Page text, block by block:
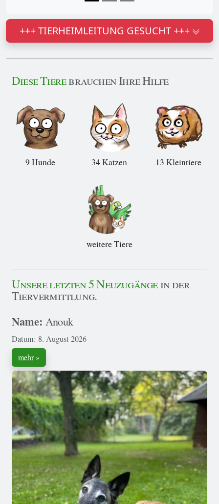
+++ TIERHEIMLEITUNG GESUCHT +++
Diese Tierebrauchen Ihre Hilfe
9 Hunde 34 Katzen 13 Kleintiere
weitere Tiere
Unsere letzten 5 Neuzugängein der
Tiervermittlung.
Name: Anouk
Datum: 8. August 2026
mehr »